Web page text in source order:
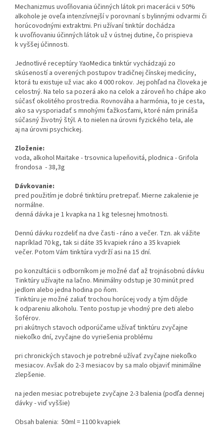
Mechanizmus uvoľňovania účinných látok pri macerácii v 50%
alkohole je oveľa intenzívnejší v porovnaní s bylinnými odvarmi či
horúcovodnými extraktmi. Pri užívaní tinktúr dochádza
k uvoľňovaniu účinných látok už v ústnej dutine, čo prispieva
k vyššej účinnosti.
Jednotlivé receptúry YaoMedica tinktúr vychádzajú zo
skúseností a overených postupov tradičnej čínskej medicíny,
ktorá tu existuje už viac ako 4 000 rokov. Jej pohľad na človeka je
celostný. Na telo sa pozerá ako na celok a zároveň ho chápe ako
súčasť okolitého prostredia. Rovnováha a harmónia, to je cesta,
ako sa vysporiadať s mnohými ťažkosťami, ktoré nám prináša
súčasný životný štýl. A to nielen na úrovni fyzického tela, ale
aj na úrovni psychickej.
Zloženie:
voda, alkohol Maitake - trsovnica lupeňovitá, plodnica - Grifola
frondosa - 38,3g
Dávkovanie:
pred použitím je dobré tinktúru pretrepať. Mierne zakalenie je
normálne.
denná dávka je 1 kvapka na 1 kg telesnej hmotnosti.
Dennú dávku rozdeliť na dve časti - ráno a večer. Tzn. ak vážite
napríklad 70 kg, tak si dáte 35 kvapiek ráno a 35 kvapiek
večer. Potom Vám tinktúra vydrží asi na 15 dní.
po konzultácii s odborníkom je možné dať až trojnásobnú dávku
Tinktúry užívajte na lačno. Minimálny odstup je 30 minút pred
jedlom alebo jedna hodina po ňom.
Tinktúru je možné zaliať trochou horúcej vody a tým dôjde
k odpareniu alkoholu. Tento postup je vhodný pre deti alebo
šoférov.
pri akútnych stavoch odporúčame užívať tinktúru zvyčajne
niekoľko dní, zvyčajne do vyriešenia problému
pri chronických stavoch je potrebné užívať zvyčajne niekoľko
mesiacov. Avšak do 2-3 mesiacov by sa malo objaviť minimálne
zlepšenie.
na jeden mesiac potrebujete zvyčajne 2-3 balenia (podľa dennej
dávky - viď vyššie)
Obsah balenia: 50ml = 1100 kvapiek